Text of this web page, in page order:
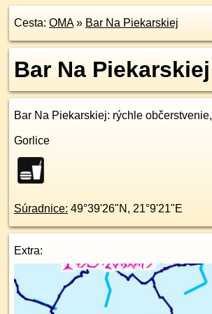
Cesta: OMA» Bar Na Piekarskiej
Bar Na Piekarskiej
Bar Na Piekarskiej: rýchle občerstvenie,
Gorlice
Súradnice: 49°39'26"N , 21°9'21"E
Extra: